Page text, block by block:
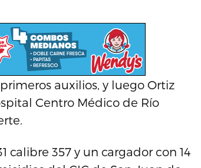
auxilios, y luego Ortiz
Centro Médico de Río
calibre 357 y un cargador con 14